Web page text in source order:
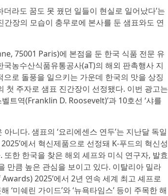
더라도 꿈도 못 꿨던 일들이 현실로 일어났다’는
장의 모습이 충무로에 본사를 둔 샘표와도 연
75001 Paris)에 본점을 둔 한국 식품 전문 유
국농수산식품유통공사(aT)의 해외 판촉행사 지
로 돌풍을 일으키는 가운데 한국의 맛을 상징
첫 주자로 샘표 진간장이 선정됐다. 이번 광고는
트역(Franklin D. Roosevelt)’과 10호선 ‘샤를
니다. 샘표의 ‘요리에센스 연두’는 지난달 독일
에서 혁신제품으로 선정돼 K-푸드의 혁신성
한 한국을 찾은 해외 셰프와 미식 연구자, 발효
만큼 높은 관심을 보이고 있다. 이탈리아 밀라
2025’에서 2년 연속 세계 최고 셰프로
미쉐린 가이드’와 ‘뉴욕타임스’ 등이 주목한 해